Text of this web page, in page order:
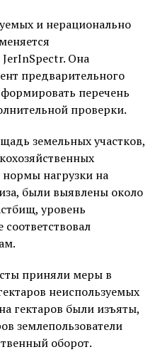
и нерационально
Она
предварительного
перечень
проверки.
земельных участков,
нагрузки на
были выявлены около
уровень
приняли меры в
неиспользуемых
гектаров были изъяты,
землепользователи
оборот.